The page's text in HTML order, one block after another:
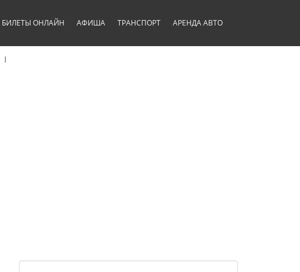
БИЛЕТЫ ОНЛАЙН АФИША ТРАНСПОРТ АРЕНДА АВТО
ǀ